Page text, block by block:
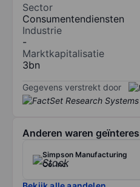
Sector
Consumentendiensten
Industrie
-
Marktkapitalisatie
3bn
Gegevens verstrekt door
Anderen waren
Simpson Manufacturing
Co. Inc.